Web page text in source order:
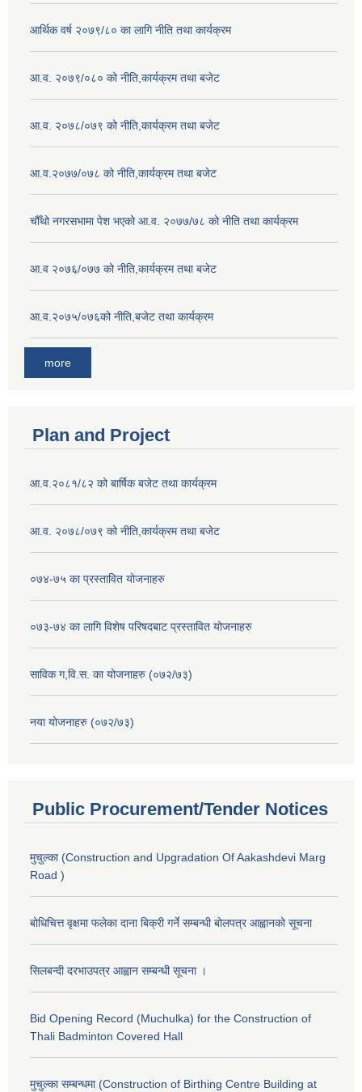
आर्थिक वर्ष २०७९/८० का लागि नीति तथा कार्यक्रम
आ.व. २०७९/०८० को नीति,कार्यक्रम तथा बजेट
आ.व. २०७८/०७९ को नीति,कार्यक्रम तथा बजेट
आ.व.२०७७/०७८ को नीति,कार्यक्रम तथा बजेट
चौँथो नगरसभामा पेश भएको आ.व. २०७७/७८ को नीति तथा कार्यक्रम
आ.व २०७६/०७७ को नीति,कार्यक्रम तथा बजेट
आ.व.२०७५/०७६को नीति,बजेट तथा कार्यक्रम
more
Plan and Project
आ.व.२०८१/८२ को बार्षिक बजेट तथा कार्यक्रम
आ.व. २०७८/०७९ को नीति,कार्यक्रम तथा बजेट
०७४-७५ का प्रस्तावित योजनाहरु
०७३-७४ का लागि विशेष परिषदबाट प्रस्तावित योजनाहरु
साविक ग,वि.स. का योजनाहरु (०७२/७३)
नया योजनाहरु (०७२/७३)
Public Procurement/Tender Notices
मुचुल्का (Construction and Upgradation Of Aakashdevi Marg
Road )
बोधिचित्त वृक्षमा फलेका दाना बिक्री गर्ने सम्बन्धी बोलपत्र आह्वानको सूचना
सिलबन्दी दरभाउपत्र आह्वान सम्बन्धी सूचना ।
Bid Opening Record (Muchulka) for the Construction of
Thali Badminton Covered Hall
मुचुल्का सम्बन्धमा (Construction of Birthing Centre Building at